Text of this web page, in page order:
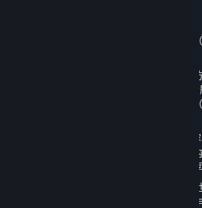
您理解并同意，完美世界并无义务使用
创意工坊内容的副本，且完美世界有权
一些允许创意工坊的应用程序或创意工
”），以补充本
列条款不一致。除非应用程序特定条款
（1） 创意工坊内容属于蒸汽平台的内
取您创意工坊内容的用户对您创意工坊
本协议规定的用户对其他内容与服务所
（2） 尽管有第6.A条所述的许可，完
有权对您的创意工坊内容进行修改或创